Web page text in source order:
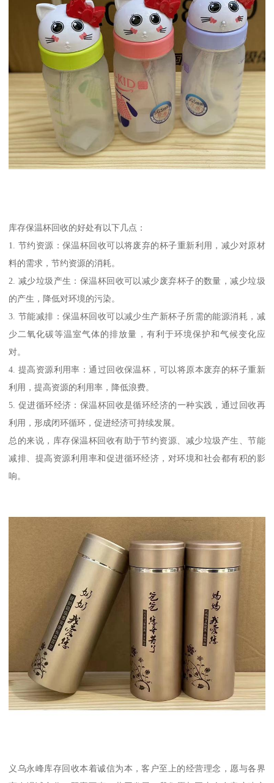
库存保温杯回收的好处有以下几点：
1. 节约资源：保温杯回收可以将废弃的杯子重新利用，减少对原材
料的需求，节约资源的消耗。
2. 减少垃圾产生：保温杯回收可以减少废弃杯子的数量，减少垃圾
的产生，降低对环境的污染。
3. 节能减排：保温杯回收可以减少生产新杯子所需的能源消耗，减
少二氧化碳等温室气体的排放量，有利于环境保护和气候变化应
对。
4. 提高资源利用率：通过回收保温杯，可以将原本废弃的杯子重新
利用，提高资源的利用率，降低浪费。
5. 促进循环经济：保温杯回收是循环经济的一种实践，通过回收再
利用，形成闭环循环，促进经济可持续发展。
总的来说，库存保温杯回收有助于节约资源、减少垃圾产生、节能
减排、提高资源利用率和促进循环经济，对环境和社会都有积的影
响。
义乌永峰库存回收本着诚信为本，客户至上的经营理念，愿与各界